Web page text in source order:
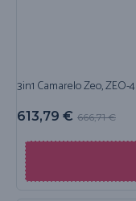
3in1 Camarelo Zeo, ZEO-4
666,71€
613,79 €